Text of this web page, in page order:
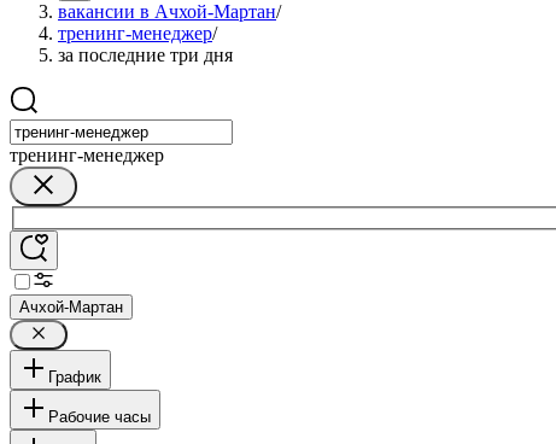
вакансии в Ачхой-Мартан/
тренинг-менеджер/
за последние три дня
тренинг-менеджер
Ачхой-Мартан
График
Рабочие часы